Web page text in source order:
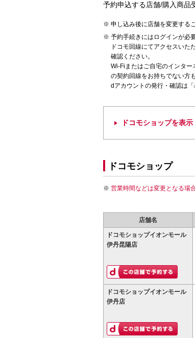
予約申込する店舗/購入商品
申し込み後に店舗を変更する
予約手続きにはログインが必要
ドコモ回線にてアクセスいた
確認ください。
Wi-Fiまたはご自宅のインタ
の契約回線をお持ちでない方
dアカウントの発行・確認は「
ドコモショップを表示
ドコモショップ
営業時間などは変更となる場
店舗名
ドコモショップイオンモール
伊丹昆陽店
ドコモショップイオンモール
伊丹店